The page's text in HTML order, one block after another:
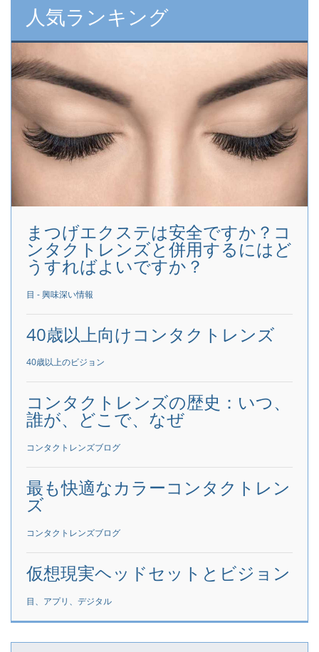
人気ランキング
まつげエクステは安全ですか？コ
ンタクトレンズと併用するにはど
うすればよいですか？
目 - 興味深い情報
40歳以上向けコンタクトレンズ
40歳以上のビジョン
コンタクトレンズの歴史：いつ、
誰が、どこで、なぜ
コンタクトレンズブログ
最も快適なカラーコンタクトレン
ズ
コンタクトレンズブログ
仮想現実ヘッドセットとビジョン
目、アプリ、デジタル